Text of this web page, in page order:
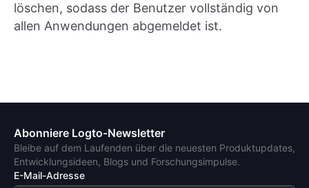
löschen, sodass der Benutzer vollständig von
allen Anwendungen abgemeldet ist.
Abonniere Logto-Newsletter
Bleibe auf dem Laufenden über die neuesten Produktupdates,
Entwicklungsideen, Blogs und Forschungsimpulse.
E-Mail-Adresse